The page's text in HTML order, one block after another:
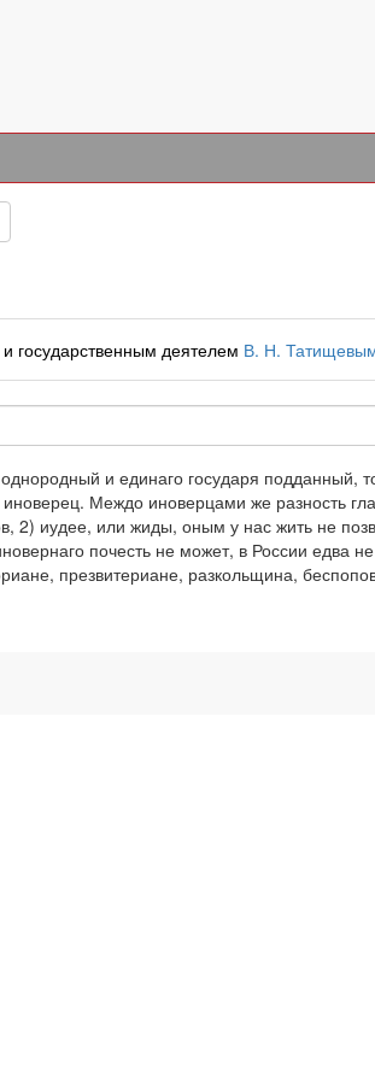
государственным деятелем В. Н.
и единаго государя подданный,
Междо иноверцами же разность
2) иудее, или жиды, оным у нас жить не
почесть не может, в России едва
презвитериане, разкольщина,